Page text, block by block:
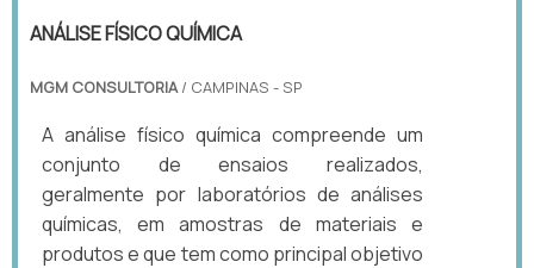
ANÁLISE FÍSICO QUÍMICA
MGM CONSULTORIA/ CAMPINAS - SP
A análise físico química compreende um
conjunto de ensaios realizados,
geralmente por laboratórios de análises
químicas, em amostras de materiais e
produtos e que tem como principal objetivo